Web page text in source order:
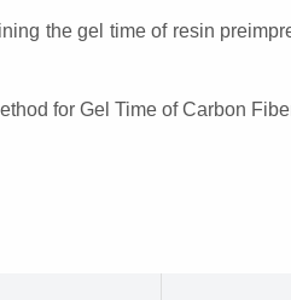
the gel time of resin
for Gel Time of Carbon